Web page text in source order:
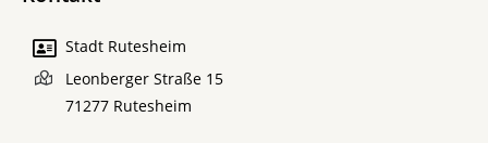
Stadt Rutesheim
Leonberger Straße 15
71277 Rutesheim